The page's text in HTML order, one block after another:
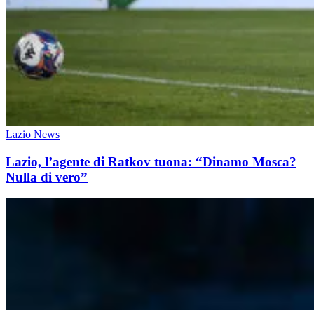
Lazio News
Lazio, l’agente di Ratkov tuona: “Dinamo Mosca?
Nulla di vero”